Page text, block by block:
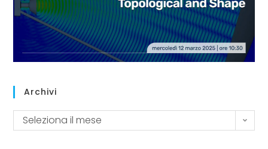
Archivi
Seleziona il mese